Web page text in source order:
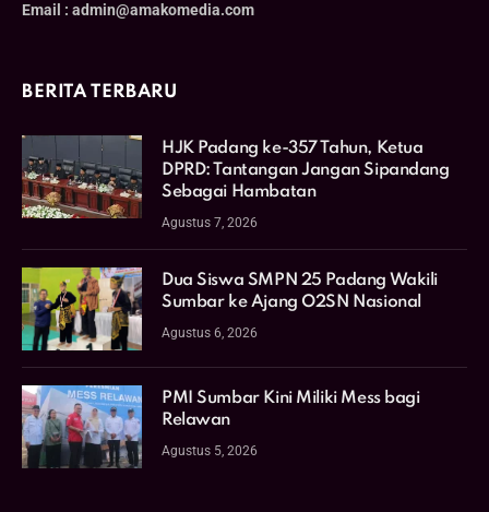
Email : admin@amakomedia.com
BERITA TERBARU
HJK Padang ke-357 Tahun, Ketua
DPRD: Tantangan Jangan Sipandang
Sebagai Hambatan
Agustus 7, 2026
Dua Siswa SMPN 25 Padang Wakili
Sumbar ke Ajang O2SN Nasional
Agustus 6, 2026
PMI Sumbar Kini Miliki Mess bagi
Relawan
Agustus 5, 2026